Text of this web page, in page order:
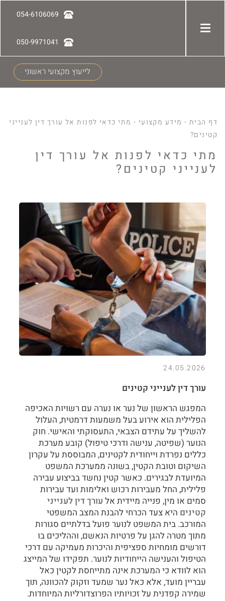
054-6106069
050-9971041
לייעוץ מקצועי ראשוני
דף הבית - מידע מקצועי - מתי כדאי לפנות אל עורך דין לענייני
קטינים?
מתי כדאי לפנות אל עורך דין
לענייני קטינים?
24.05.2026
עורך דין לענייני קטינים
המפגש הראשון של נער או נערה עם רשויות האכיפה
הפלילית הוא אירוע בעל משמעות דרמטית, העלול
להשליך על עתידם הצבאי, התעסוקתי והאישי. חוק
הנוער (שפיטה, ענישה ודרכי טיפול) קובע מערכת
כללים נפרדת וייחודית לקטינים, המבוססת על עקרון
השיקום וטובת הקטין, בשונה ממערכת המשפט
המיועדת לבגירים. כאשר קטין נחשד בביצוע עבירה
פלילית, החל מעבירות רכוש ואלימות ועד עבירות
סמים או מין, פנייה מיידית אל עורך דין לענייני
קטינים היא צעד הכרחי להבנת המצב המשפטי
המורכב. בית המשפט לנוער פועל בדלתיים סגורות
מתוך מטרה להגן על פרטיות הנאשם, וההליכים בו
דורשים מומחיות ספציפית והיכרות מעמיקה עם דרכי
הטיפול והענישה הייחודיות לנוער. תפקידו של המייצג
הוא לוודא כי המערכת אינה מתייחסת לקטין כאל
עבריין מועד, אלא כאל נער שמעד וזקוק להכוונה, תוך
שמירה קפדנית על זכויותיו הפרוצדורליות המיוחדות.